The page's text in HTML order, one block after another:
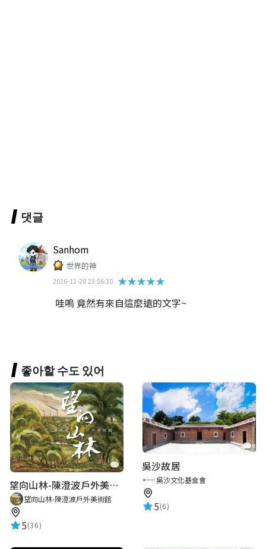
댓글
Sanhom
世界的神
2016-11-28 23:56:30 ★★★★★
哇嗚 竟然有來自這麼遠的文字~
좋아할 수도 있어
望向山林-陳澄波戶外美術館
望向山林-陳澄波戶外美術館
5(36)
吳沙故居
吳沙文化基金會
5(6)